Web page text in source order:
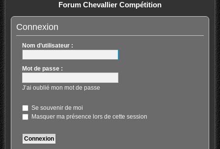
Forum Chevallier Compétition
Connexion
Nom d’utilisateur :
Mot de passe :
J’ai oublié mon mot de passe
Se souvenir de moi
Masquer ma présence lors de cette session